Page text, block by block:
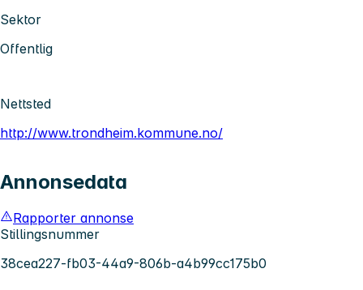
Sektor
Offentlig
Nettsted
http://www.trondheim.kommune.no/
Annonsedata
Rapporter annonse
Stillingsnummer
38cea227-fb03-44a9-806b-a4b99cc175b0